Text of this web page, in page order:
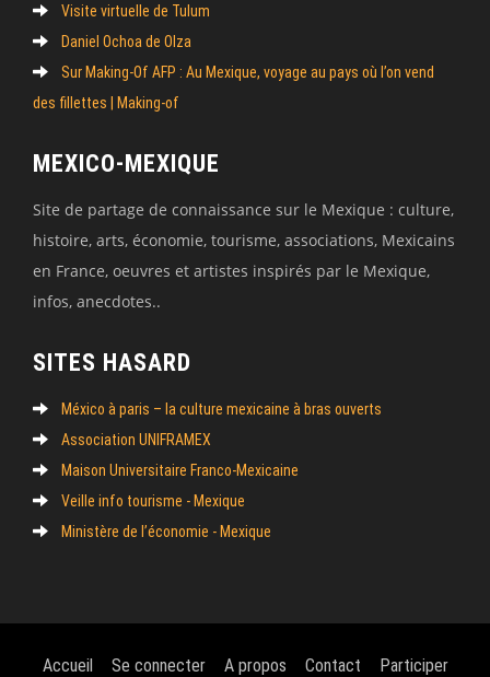
Visite virtuelle de Tulum
Daniel Ochoa de Olza
Sur Making-Of AFP : Au Mexique, voyage au pays où l’on vend
des fillettes | Making-of
MEXICO-MEXIQUE
Site de partage de connaissance sur le Mexique : culture,
histoire, arts, économie, tourisme, associations, Mexicains
en France, oeuvres et artistes inspirés par le Mexique,
infos, anecdotes..
SITES HASARD
México à paris – la culture mexicaine à bras ouverts
Association UNIFRAMEX
Maison Universitaire Franco-Mexicaine
Veille info tourisme - Mexique
Ministère de l’économie - Mexique
Accueil Se connecter A propos Contact Participer